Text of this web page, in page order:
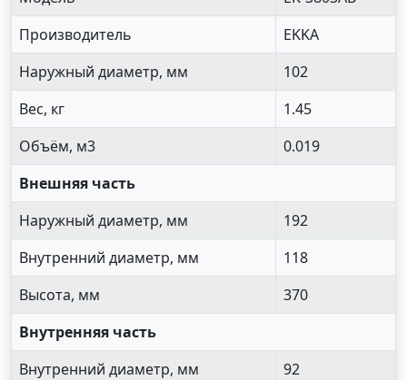
Производитель
EKKA
Наружный диаметр, мм
102
Вес, кг
1.45
Объём, м3
0.019
Внешняя часть
Наружный диаметр, мм
192
Внутренний диаметр, мм
118
Высота, мм
370
Внутренняя часть
Внутренний диаметр, мм
92